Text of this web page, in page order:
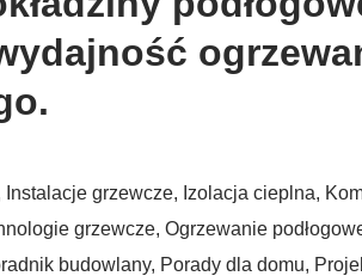
Instalacje grzewcze, Izolacja cieplna,
grzewcze, Ogrzewanie
budowlany, Porady dla domu,